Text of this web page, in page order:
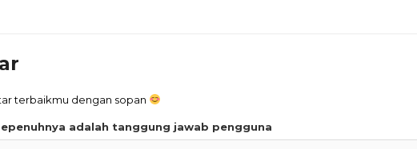
terbaikmu dengan sopan
adalah tanggung jawab pengguna